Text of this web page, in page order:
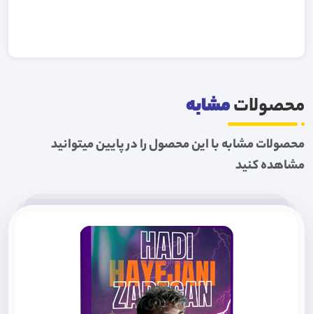
محصولاتمشابه
محصولات مشابه با این محصول را در پایین میتوانید
مشاهده کنید